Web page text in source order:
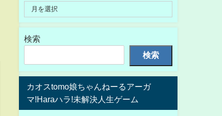
検索
検索
カオスtomo娘ちゃんねーるアーガ
マ!Haraハラ!未解決人生ゲーム